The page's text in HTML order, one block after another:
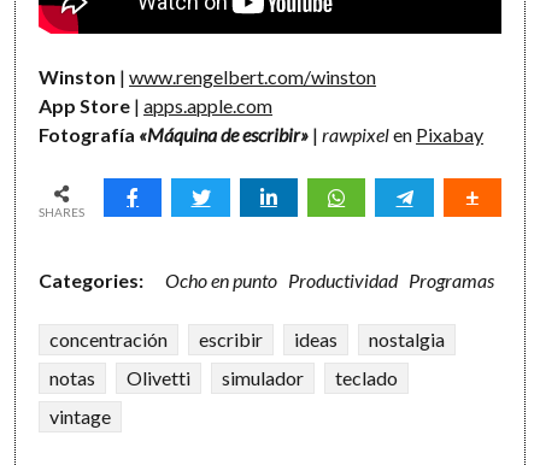
Winston |www.rengelbert.com/winston
App Store |apps.apple.com
Fotografía «Máquina de escribir» |rawpixelen Pixabay
SHARES
Categories: Ocho en punto Productividad Programas
concentración escribir ideas
nostalgia
notas
Olivetti simulador
teclado
vintage